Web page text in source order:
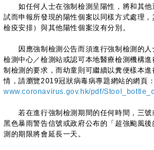
如任何人士在強制檢測呈陽性，將和其他
試而申報所發現的陽性個案以同樣方式處理
檢疫安排）與其他陽性個案沒有分別。
因應強制檢測公告而須進行強制檢測的人
檢測中心／檢測站或認可本地醫療檢測機構
制檢測的要求，而幼童則可繼續以糞便樣本
情，請瀏覽2019冠狀病毒病專題網站的網頁：
www.coronavirus.gov.hk/pdf/
若在進行強制檢測期間的任何時間，三號
黑色暴雨警告信號或政府公布的「超強颱風
測的期限將會延長一天。